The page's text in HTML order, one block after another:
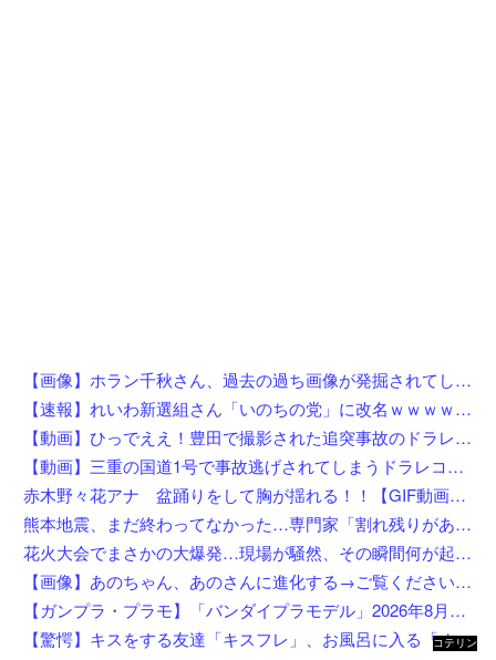
【画像】ホラン千秋さん、過去の過ち画像が発掘されてしまった結果w w w w w w w w
【速報】れいわ新選組さん「いのちの党」に改名ｗｗｗｗｗｗｗｗ
【動画】ひっでええ！豊田で撮影された追突事故のドラレコが(((ﾟДﾟ)))
【動画】三重の国道1号で事故逃げされてしまうドラレコがひどい。
赤木野々花アナ 盆踊りをして胸が揺れる！！【GIF動画あり】
熊本地震、まだ終わってなかった…専門家「割れ残りがある」「再び大地震の可能性」
花火大会でまさかの大爆発…現場が騒然、その瞬間何が起きたのか
【画像】あのちゃん、あのさんに進化する→ご覧くださいw w w w w w w w
【ガンプラ・プラモ】「バンダイプラモデル」2026年8月発売商品【スケジュール公開】
【驚愕】キスをする友達「キスフレ」、お風呂に入る「オフレ」、添い寝の「ソフレ」… Z世代が恋人ではなく「〇〇フレ」を選ぶ理由がこちらw w w w w w w w
コテリン